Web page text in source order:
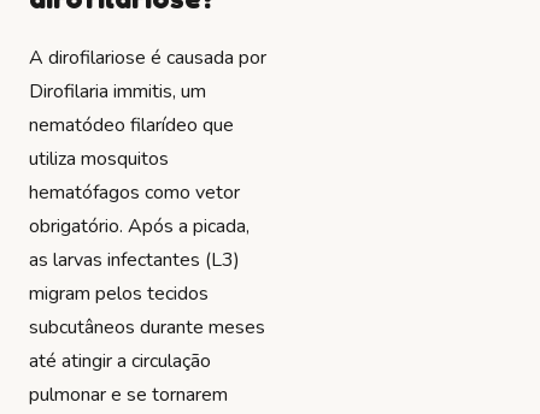
A dirofilariose é causada por
Dirofilaria immitis, um
nematódeo filarídeo que
utiliza mosquitos
hematófagos como vetor
obrigatório. Após a picada,
as larvas infectantes (L3)
migram pelos tecidos
subcutâneos durante meses
até atingir a circulação
pulmonar e se tornarem